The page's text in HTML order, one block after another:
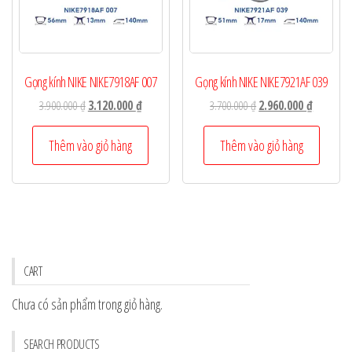
Gọng kính NIKE NIKE7918AF 007
3.900.000₫Giá
gốc
là:
3.900.000 ₫.
3.120.000₫Giá
hiện
là:
3.120.000 ₫.
Thêm vào giỏ hàng
Gọng kính NIKE NIKE7921AF 039
3.700.000₫Giá
gốc
là:
3.700.000 ₫.
2.960.000₫Giá
hiện
là:
Thêm vào giỏ hàng
CART
Chưa có sản phẩm trong giỏ hàng.
SEARCH PRODUCTS